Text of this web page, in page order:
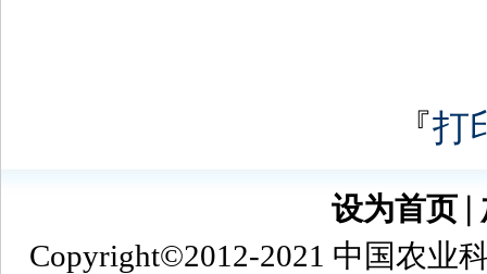
『打
设为首页
Copyright©2012-2021 中国农业